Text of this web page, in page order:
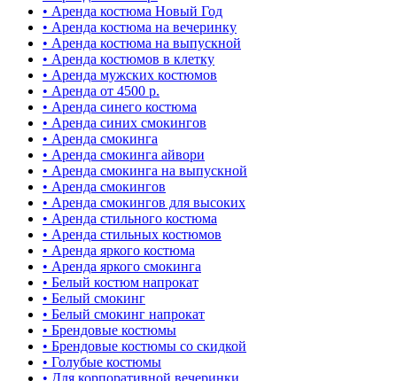
• Аренда костюма Новый Год
• Аренда костюма на вечеринку
• Аренда костюма на выпускной
• Аренда костюмов в клетку
• Аренда мужских костюмов
• Аренда от 4500 р.
• Аренда синего костюма
• Аренда синих смокингов
• Аренда смокинга
• Аренда смокинга айвори
• Аренда смокинга на выпускной
• Аренда смокингов
• Аренда смокингов для высоких
• Аренда стильного костюма
• Аренда стильных костюмов
• Аренда яркого костюма
• Аренда яркого смокинга
• Белый костюм напрокат
• Белый смокинг
• Белый смокинг напрокат
• Брендовые костюмы
• Брендовые костюмы со скидкой
• Голубые костюмы
• Для корпоративной вечеринки